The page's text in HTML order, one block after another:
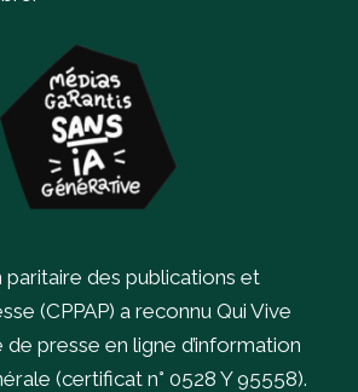
paritaire des publications et
(CPPAP) a reconnu Qui Vive
presse en ligne d’information
(certificat n° 0528 Y 95558).